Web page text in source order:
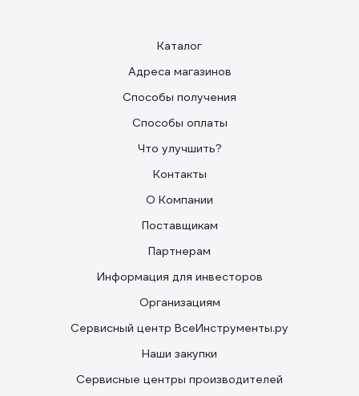
Каталог
Адреса магазинов
Способы получения
Способы оплаты
Что улучшить?
Контакты
О Компании
Поставщикам
Партнерам
Информация для инвесторов
Организациям
Сервисный центр ВсеИнструменты.ру
Наши закупки
Сервисные центры производителей